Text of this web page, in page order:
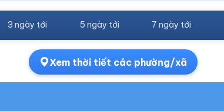
3 ngày tới 5 ngày tới 7 ngày tới
Xem thời tiết các phường/xã